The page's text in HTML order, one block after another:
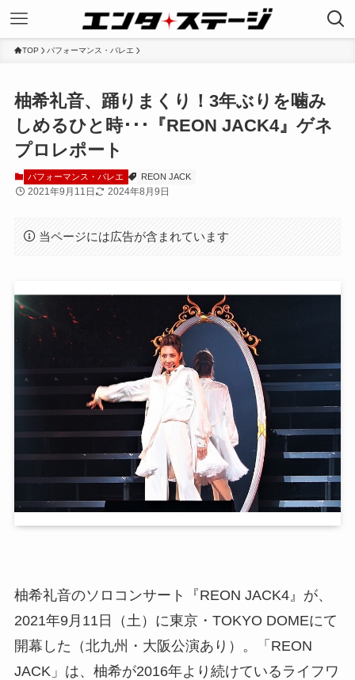
TOP パフォーマンス・バレエ
柚希礼音、踊りまくり！3年ぶりを噛み
しめるひと時･･･『REON JACK4』ゲネ
プロレポート
パフォーマンス・バレエ REON JACK
2021年9月11日 2024年8月9日
当ページには広告が含まれています
柚希礼音のソロコンサート『REON JACK4』が、
2021年9月11日（土）に東京・TOKYO DOMEにて
開幕した（北九州・大阪公演あり）。「REON
JACK」は、柚希が2016年より続けているライフワ